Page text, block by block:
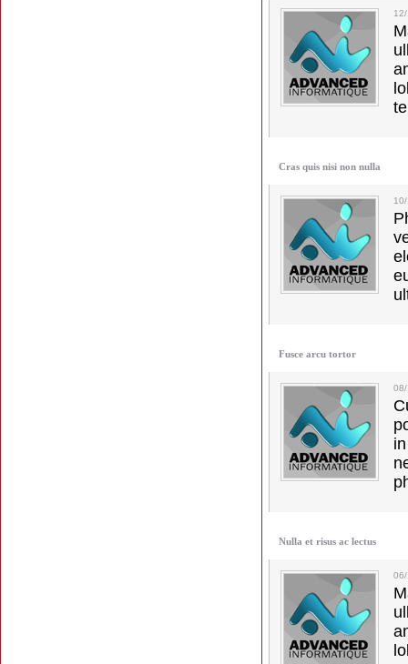
Cras quis nisi non nulla
Fusce arcu tortor
Nulla et risus ac lectus